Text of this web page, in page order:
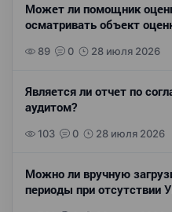
Может ли помощник
осматривать объект
89 0 28 июля 2026
Является ли отчет по
аудитом?
103 0 28 июля 2026
Можно ли вручную
периоды при отсутствии